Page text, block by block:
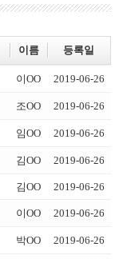
이름 등록일
이OO 2019-06-26
조OO 2019-06-26
임OO 2019-06-26
김OO 2019-06-26
김OO 2019-06-26
이OO 2019-06-26
박OO 2019-06-26